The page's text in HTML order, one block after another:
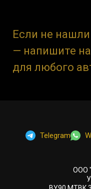
Если не
— напишите
для любого
Telegram
ООО